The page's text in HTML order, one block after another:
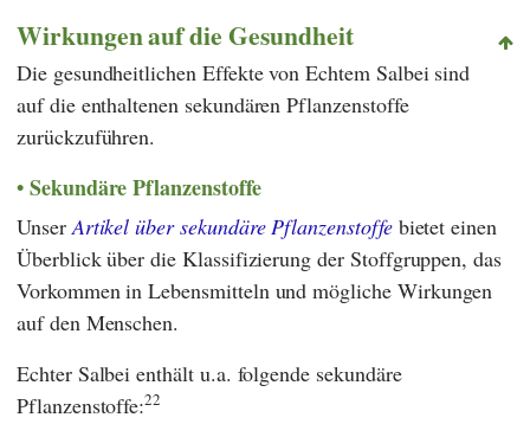
Wirkungen auf die Gesundheit
Die gesundheitlichen Effekte von Echtem Salbei sind
auf die enthaltenen sekundären Pflanzenstoffe
zurückzuführen.
Sekundäre Pflanzenstoffe
Unser Artikel über sekundäre Pflanzenstoffebietet einen
Überblick über die Klassifizierung der Stoffgruppen, das
Vorkommen in Lebensmitteln und mögliche Wirkungen
auf den Menschen.
Echter Salbei enthält u.a. folgende sekundäre
Pflanzenstoffe:22